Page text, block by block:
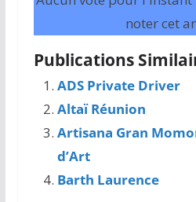
noter cet
Publications
ADS Private Driver
Altaï Réunion
Artisana Gran
d’Art
Barth Laurence